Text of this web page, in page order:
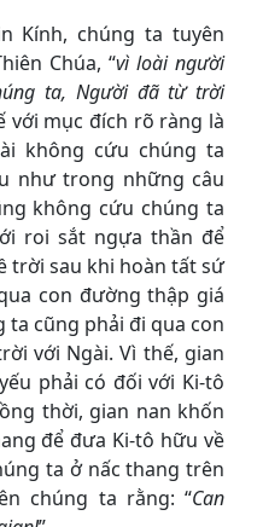
Kính, chúng ta tuyên
Chúa, “vì loài người
ta, Người đã từ trời
với mục đích rõ ràng là
không cứu chúng ta
như trong những câu
không cứu chúng ta
roi sắt ngựa thần để
trời sau khi hoàn tất sứ
con đường thập giá
ta cũng phải đi qua con
với Ngài. Vì thế, gian
phải có đối với Ki-tô
thời, gian nan khốn
để đưa Ki-tô hữu về
ta ở nấc thang trên
chúng ta rằng: “Can